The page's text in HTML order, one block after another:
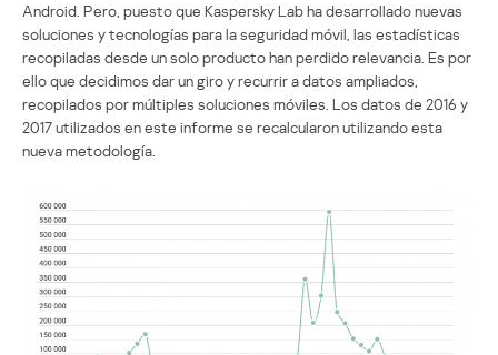
Android. Pero, puesto que Kaspersky Lab ha desarrollado nuevas
soluciones y tecnologías para la seguridad móvil, las estadísticas
recopiladas desde un solo producto han perdido relevancia. Es por
ello que decidimos dar un giro y recurrir a datos ampliados,
recopilados por múltiples soluciones móviles. Los datos de 2016 y
2017 utilizados en este informe se recalcularon utilizando esta
nueva metodología.